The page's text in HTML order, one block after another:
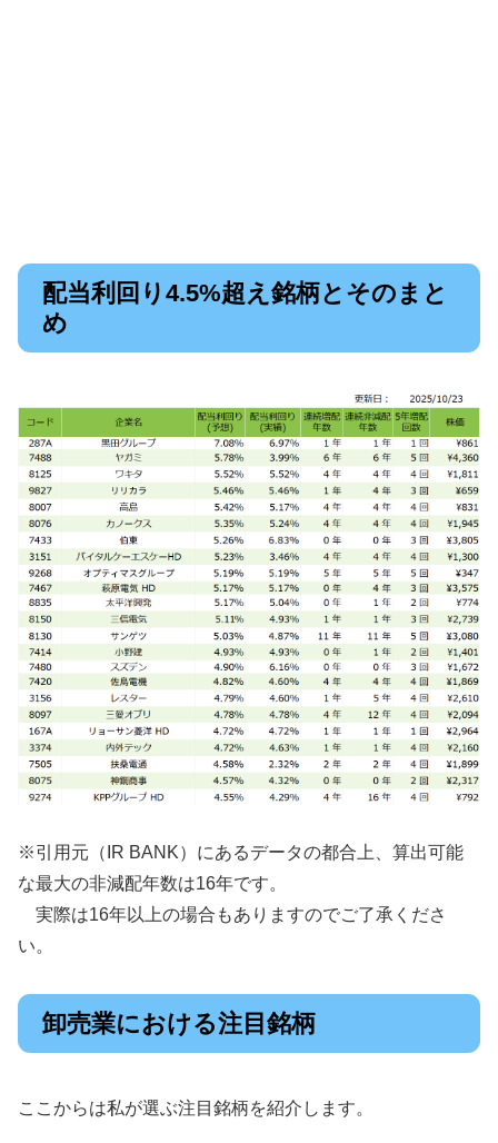
配当利回り4.5%超え銘柄とそのまと
め
※引用元（IR BANK）にあるデータの都合上、算出可能
な最大の非減配年数は16年です。
実際は16年以上の場合もありますのでご了承くださ
い。
卸売業における注目銘柄
ここからは私が選ぶ注目銘柄を紹介します。